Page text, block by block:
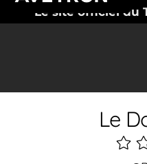
Le site officiel du
Le
4